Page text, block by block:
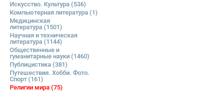
Искусство. Культура (536)
Компьютерная литература (1)
Медицинская
литература (1501)
Научная и техническая
литература (1144)
Общественные и
гуманитарные науки (1460)
Публицистика (381)
Путешествия. Хобби. Фото.
Спорт(161)
Религии мира (75)